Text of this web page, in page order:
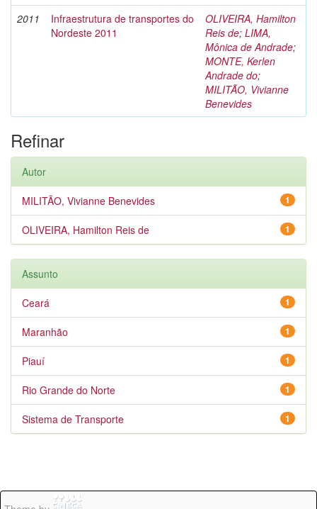
2011
Infraestrutura de transportes do
Nordeste 2011
OLIVEIRA, Hamilton
Reis de; LIMA,
Mônica de Andrade;
MONTE, Kerlen
Andrade do;
MILITÃO, Vivianne
Benevides
Refinar
Autor
1
MILITÃO, Vivianne Benevides
1
OLIVEIRA, Hamilton Reis de
Assunto
1
Ceará
1
Maranhão
1
Piauí
1
Rio Grande do Norte
1
Sistema de Transporte